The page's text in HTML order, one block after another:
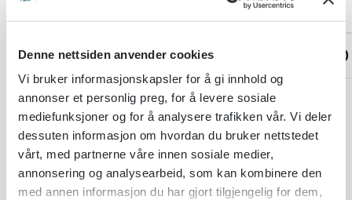
Denne nettsiden anvender cookies
Vi bruker informasjonskapsler for å gi innhold og
annonser et personlig preg, for å levere sosiale
mediefunksjoner og for å analysere trafikken vår. Vi deler
dessuten informasjon om hvordan du bruker nettstedet
vårt, med partnerne våre innen sosiale medier,
annonsering og analysearbeid, som kan kombinere den
med annen informasjon du har gjort tilgjengelig for dem,
kr 0,00
Sum total: 1 stk kr 153,00 153,00
A
e
Legg til som favoritt
Fri frakt på nettordrer over kr 2 500!
Kvantumsrabatt mange av våre produkter
Ordre som haster kan sendes innad 1-2 virkedager mot tillegg